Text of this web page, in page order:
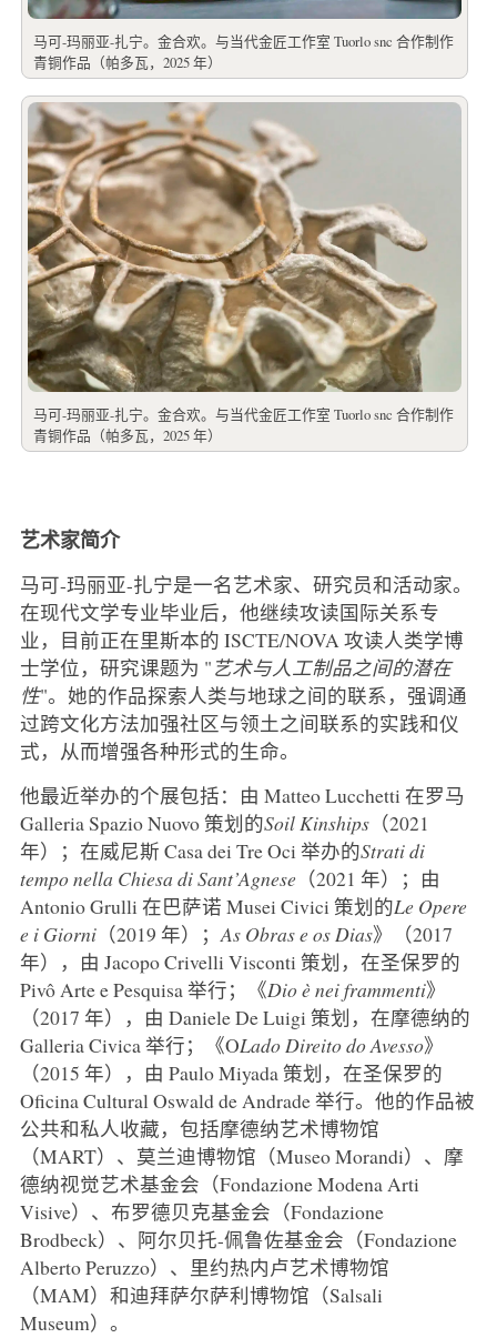
马可-玛丽亚-扎宁。金合欢。与当代金匠工作室 Tuorlo snc 合作制作
青铜作品（帕多瓦，2025 年）
马可-玛丽亚-扎宁。金合欢。与当代金匠工作室 Tuorlo snc 合作制作
青铜作品（帕多瓦，2025 年）
艺术家简介
马可-玛丽亚-扎宁是一名艺术家、研究员和活动家。
在现代文学专业毕业后，他继续攻读国际关系专
业，目前正在里斯本的 ISCTE/NOVA 攻读人类学博
士学位，研究课题为 "艺术与人工制品之间的潜在
性"。她的作品探索人类与地球之间的联系，强调通
过跨文化方法加强社区与领土之间联系的实践和仪
式，从而增强各种形式的生命。
他最近举办的个展包括：由 Matteo Lucchetti 在罗马
Galleria Spazio Nuovo 策划的Soil Kinships（2021
年）；在威尼斯 Casa dei Tre Oci 举办的Strati di
tempo nella Chiesa di Sant’Agnese（2021 年）；由
Antonio Grulli 在巴萨诺 Musei Civici 策划的Le Opere
e i Giorni（2019 年）；As Obras e os Dias》（2017
年），由 Jacopo Crivelli Visconti 策划，在圣保罗的
Pivô Arte e Pesquisa 举行；《Dio è nei frammenti》
（2017 年），由 Daniele De Luigi 策划，在摩德纳的
Galleria Civica 举行；《OLado Direito do Avesso》
（2015 年），由 Paulo Miyada 策划，在圣保罗的
Oficina Cultural Oswald de Andrade 举行。他的作品被
公共和私人收藏，包括摩德纳艺术博物馆
（MART）、莫兰迪博物馆（Museo Morandi）、摩
德纳视觉艺术基金会（Fondazione Modena Arti
Visive）、布罗德贝克基金会（Fondazione
Brodbeck）、阿尔贝托-佩鲁佐基金会（Fondazione
Alberto Peruzzo）、里约热内卢艺术博物馆
（MAM）和迪拜萨尔萨利博物馆（Salsali
Museum）。